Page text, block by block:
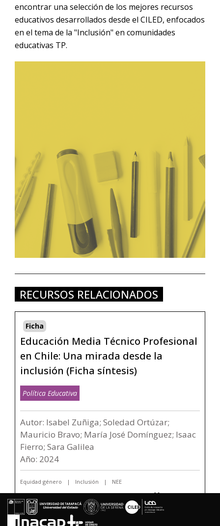
encontrar una selección de los mejores recursos
educativos desarrollados desde el CILED, enfocados
en el tema de la "Inclusión" en comunidades
educativas TP.
RECURSOS RELACIONADOS
Ficha
Educación Media Técnico Profesional
en Chile: Una mirada desde la
inclusión (Ficha síntesis)
Política Educativa
Autor: Isabel Zuñiga; Soledad Ortúzar;
Mauricio Bravo; María José Domínguez; Isaac
Fierro; Sara Galilea
Año: 2024
Equidad género Inclusión NEE
> Ver recurso